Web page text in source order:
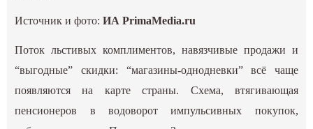
Спецпроекты
Источник и фото:ИА PrimaMedia.ru
Поток льстивых комплиментов, навязчивые продажи и
“выгодные” скидки: “магазины-однодневки” всё чаще
появляются на карте страны. Схема, втягивающая
пенсионеров в водоворот импульсивных покупок,